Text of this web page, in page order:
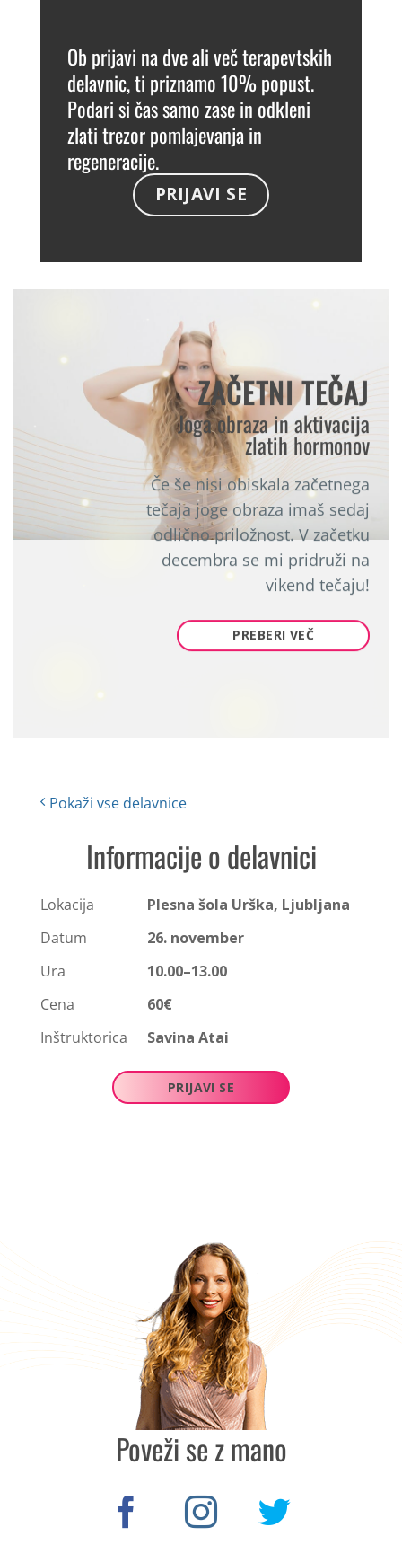
Pokaži vse delavnice
Informacije o delavnici
Lokacija
Plesna šola Urška, Ljubljana
Datum
26. november
Ura
10.00–13.00
Cena
60€
Inštruktorica
Savina Atai
PRIJAVI SE
Ob prijavi na dve ali več terapevtskih
delavnic, ti priznamo 10% popust.
Podari si čas samo zase in odkleni
zlati trezor pomlajevanja in
regeneracije.
PRIJAVI SE
ZAČETNI TEČAJ
Joga obraza in aktivacija
zlatih hormonov
Če še nisi obiskala začetnega
tečaja joge obraza imaš sedaj
odlično priložnost. V začetku
decembra se mi pridruži na
vikend tečaju!
PREBERI VEČ
Poveži se z mano